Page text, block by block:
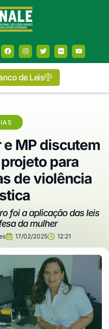
de Leis
e MP discutem
para
de violência
foi a aplicação das leis
da mulher
17/02/2025 12:21